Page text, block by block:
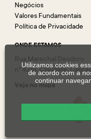
Negócios
Valores Fundamentais
Política de Privacidade
ONDE ESTAMOS
Rua Marechal Deodoro
n° 4251, Claudete,
Veja no mapa
Utilizamos cookies
de acordo com a
continuar